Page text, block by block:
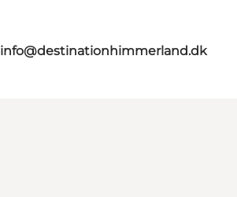
info@destinationhimmerland.dk